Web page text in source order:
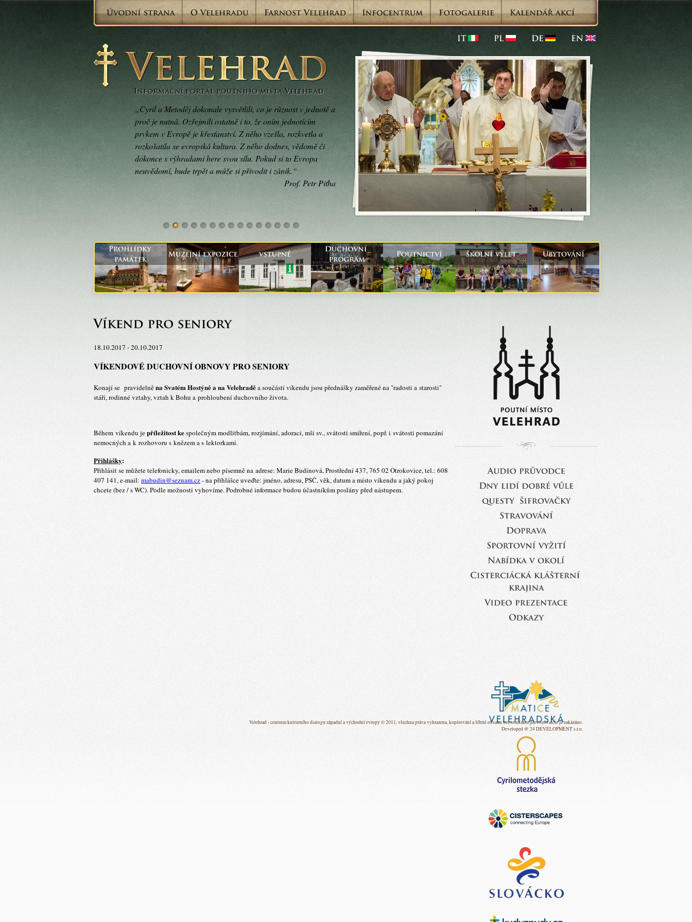
„Cyril a Metoděj dokonale vysvětlili, co je různost v jednotě a
proč je nutná. Ozřejmili ostatně i to, že oním jednotícím
prvkem v Evropě je křesťanství. Z něho vzešla, rozkvetla a
rozkošatila se evropská kultura. Z něho dodnes, vědomě či
dokonce s výhradami bere svou sílu. Pokud si to Evropa
neuvědomí, bude trpět a může si přivodit i zánik.“
Prof. Petr Piťha
18.10.2017 - 20.10.2017
VÍKENDOVÉ DUCHOVNÍ OBNOVY PRO SENIORY
Konají se pravidelněna Svatém Hostýně a na Velehraděasoučástí víkendu jsou přednášky zaměřené na "radosti a starosti"
stáří, rodinné vztahy, vztah k Bohu a prohloubení duchovního života.
Během víkendu jepříležitost kespolečným modlitbám, rozjímání, adoraci, mši sv., svátosti smíření, popř. i svátosti pomazání
nemocných a k rozhovoru s knězem a s lektorkami.
Přihlášky:
Přihlásit se můžete telefonicky, emailem nebo písemně na adrese: Marie Budínová, Prostřední 437, 765 02 Otrokovice, tel.: 608
407 141, e-mail: mabudin@seznam.cz- na přihlášce uveďte: jméno, adresu, PSČ, věk, datum a místo víkendu a jaký pokoj
chcete (bez / s WC). Podle možnosti vyhovíme. Podrobné informace budou účastníkům poslány před nástupem.
Velehrad - centrum kulturního dialogu západní a východní evropy © 2011, všechna práva vyhrazena, kopírování a šíření obsahu bez souhlasu provozovatele je zakázáno.
Developed @ 24 DEVELOPMENT s.r.o.